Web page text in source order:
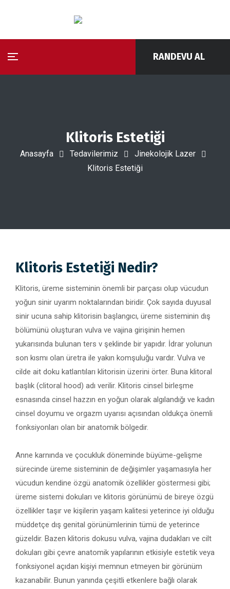
RANDEVU AL
Klitoris Estetiği
Anasayfa Tedavilerimiz
Jinekolojik Lazer
Klitoris Estetiği
Klitoris Estetiği Nedir?
Klitoris, üreme sisteminin önemli bir parçası olup vücudun
yoğun sinir uyarım noktalarından biridir. Çok sayıda duyusal
sinir ucuna sahip klitorisin başlangıcı, üreme sisteminin dış
bölümünü oluşturan vulva ve vajina girişinin hemen
yukarısında bulunan ters v şeklinde bir yapıdır. İdrar yolunun
son kısmı olan üretra ile yakın komşuluğu vardır. Vulva ve
cilde ait doku katlantıları klitorisin üzerini örter. Buna klitoral
başlık (clitoral hood) adı verilir. Klitoris cinsel birleşme
esnasında cinsel hazzın en yoğun olarak algılandığı ve kadın
cinsel doyumu ve orgazm uyarısı açısından oldukça önemli
fonksiyonları olan bir anatomik bölgedir.
Anne karnında ve çocukluk döneminde büyüme-gelişme
sürecinde üreme sisteminin de değişimler yaşamasıyla her
vücudun kendine özgü anatomik özellikler göstermesi gibi;
üreme sistemi dokuları ve klitoris görünümü de bireye özgü
özellikler taşır ve kişilerin yaşam kalitesi yeterince iyi olduğu
müddetçe dış genital görünümlerinin tümü de yeterince
güzeldir. Bazen klitoris dokusu vulva, vajina dudakları ve cilt
dokuları gibi çevre anatomik yapılarının etkisiyle estetik veya
fonksiyonel açıdan kişiyi memnun etmeyen bir görünüm
kazanabilir. Bunun yanında çeşitli etkenlere bağlı olarak